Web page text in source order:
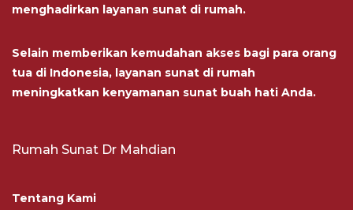
menghadirkan layanan sunat di rumah.
Selain memberikan kemudahan akses bagi para orang
tua di Indonesia, layanan sunat di rumah
meningkatkan kenyamanan sunat buah hati Anda.
Rumah Sunat Dr Mahdian
Tentang Kami